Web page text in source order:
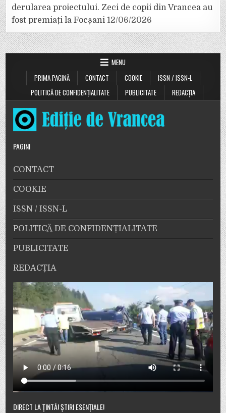
derularea proiectului. Zeci de copii din Vrancea au
fost premiați la Focșani 12/06/2026
MENU
PRIMA PAGINĂ
CONTACT COOKIE
ISSN / ISSN-L
POLITICĂ DE CONFIDENȚIALITATE
PUBLICITATE REDACȚIA
PAGINI
CONTACT
COOKIE
ISSN / ISSN-L
POLITICĂ DE CONFIDENȚIALITATE
PUBLICITATE
REDACȚIA
DIRECT LA ȚINTĂ! ȘTIRI ESENȚIALE!